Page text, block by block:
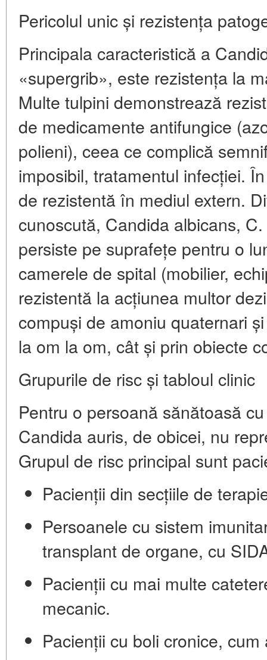
Pericolul unic și rezistența
Principala caracteristică a
«supergrib», este rezistența la
Multe tulpini demonstrează
de medicamente antifungice
polieni), ceea ce complică
imposibil, tratamentul infecției.
de rezistentă în mediul extern.
cunoscută, Candida albicans,
persiste pe suprafețe pentru o
camerele de spital (mobilier,
rezistentă la acțiunea multor
compuși de amoniu quaternari
la om la om, cât și prin obiecte
Grupurile de risc și tabloul clinic
Pentru o persoană sănătoasă
Candida auris, de obicei, nu
Grupul de risc principal sunt
Pacienții din secțiile de
Persoanele cu sistem
transplant de organe, cu
Pacienții cu mai multe
mecanic.
Pacienții cu boli cronice,